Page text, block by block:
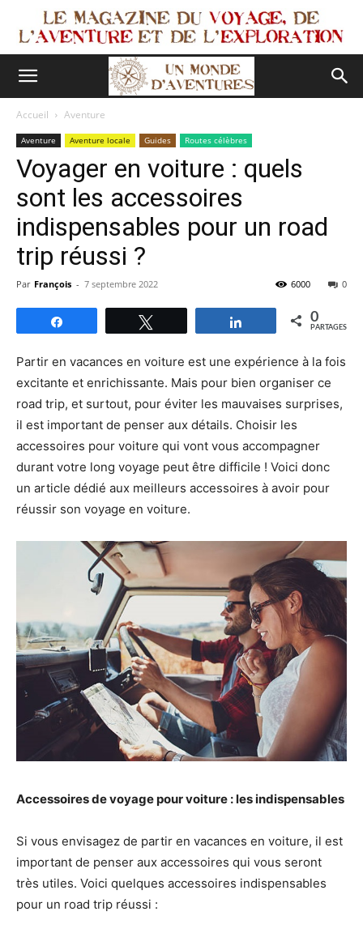
Accueil Aventure
Aventure Aventure locale Guides Routes célèbres
Voyager en voiture : quels
sont les accessoires
indispensables pour un road
trip réussi ?
Par François - 7 septembre 2022 0
6000
Partagez 0
PARTAGES
Partir en vacances en voiture est une expérience à la fois
excitante et enrichissante. Mais pour bien organiser ce
road trip, et surtout, pour éviter les mauvaises surprises,
il est important de penser aux détails. Choisir les
accessoires pour voiture qui vont vous accompagner
durant votre long voyage peut être difficile ! Voici donc
un article dédié aux meilleurs accessoires à avoir pour
réussir son voyage en voiture.
Accessoires de voyage pour voiture : les indispensables
Si vous envisagez de partir en vacances en voiture, il est
important de penser aux accessoires qui vous seront
très utiles. Voici quelques accessoires indispensables
pour un road trip réussi :